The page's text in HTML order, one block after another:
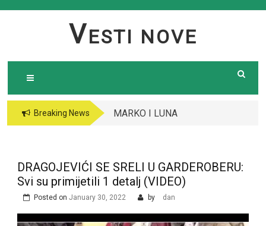
VESTI NOVE
Breaking News
MARKO I LUNA
DESILO: Odao ih jedan
detalj, SPREMA SE
HAOS￼
DRAGOJEVIĆI SE SRELI U GARDEROBERU:
Svi su primijetili 1 detalj (VIDEO)
Posted on January 30, 2022 by dan